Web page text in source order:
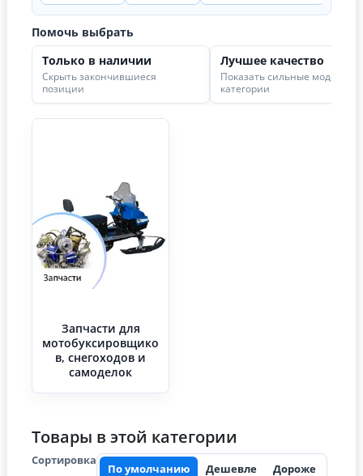
Помочь выбрать
Только в наличии
Скрыть закончившиеся
позиции
Лучшее качество
Показать сильные модели в
категории
Запчасти для
мотобуксировщико
в, снегоходов и
самоделок
Товары в этой категории
Сортировка
По умолчанию Дешевле Дороже